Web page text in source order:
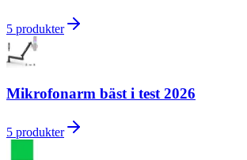
5 produkter
Mikrofonarm bäst i test 2026
5 produkter